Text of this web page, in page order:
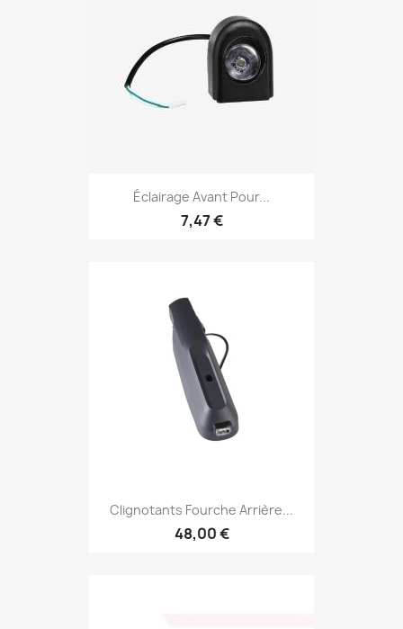
Éclairage Avant Pour...
7,47 €
Clignotants Fourche Arrière...
48,00 €